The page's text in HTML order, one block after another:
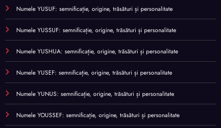
Numele YUSUF: semnificație, origine, trăsături și personalitate
Numele YUSSUF: semnificație, origine, trăsături și personalitate
Numele YUSHUA: semnificație, origine, trăsături și personalitate
Numele YUSEF: semnificație, origine, trăsături și personalitate
Numele YUNUS: semnificație, origine, trăsături și personalitate
Numele YOUSSEF: semnificație, origine, trăsături și personalitate